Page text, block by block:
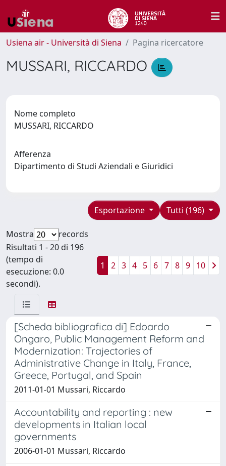
Usiena air - Università di Siena Pagina ricercatore
MUSSARI, RICCARDO
Nome completo
MUSSARI, RICCARDO
Afferenza
Dipartimento di Studi Aziendali e Giuridici
Tutti (196)
Esportazione
Mostra
records
Risultati 1 - 20 di 196
(tempo di
esecuzione: 0.0
secondi).
1 2 3 4 5 6 7 8 9 10
[Scheda bibliografica di] Edoardo
Ongaro, Public Management Reform and
Modernization: Trajectories of
Administrative Change in Italy, France,
Greece, Portugal, and Spain
2011-01-01 Mussari, Riccardo
Accountability and reporting : new
developments in Italian local
governments
2006-01-01 Mussari, Riccardo